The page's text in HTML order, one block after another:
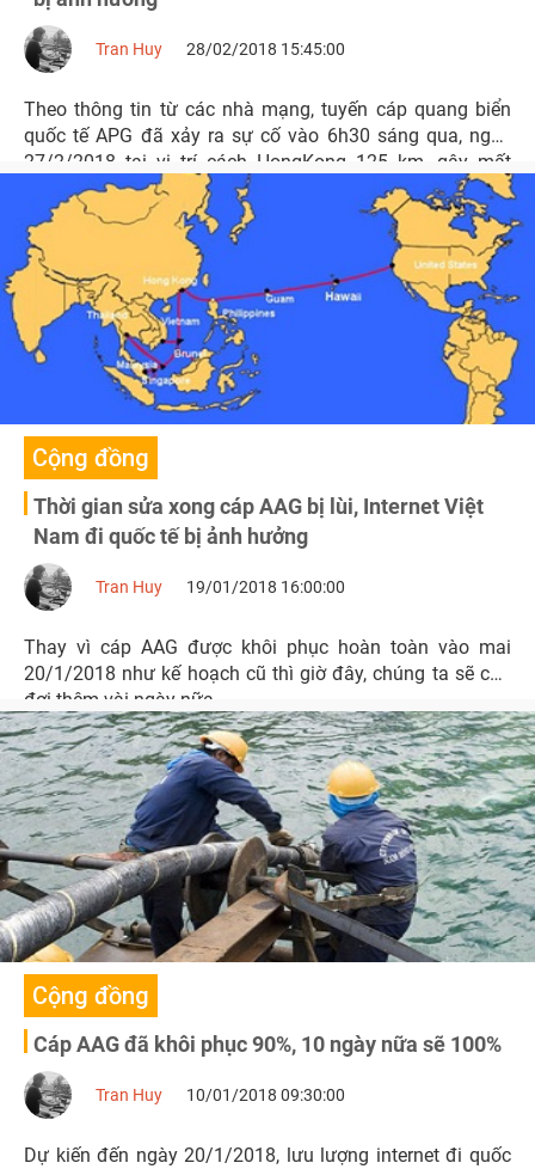
Tran Huy 28/02/2018 15:45:00
Theo thông tin từ các nhà mạng, tuyến cáp quang biển
quốc tế APG đã xảy ra sự cố vào 6h30 sáng qua, ngày
27/2/2018 tại vị trí cách HongKong 125 km, gây mất
dung lượng kết nối Internet quốc tế từ Việt Nam đi
HongKong.
Cộng đồng
Thời gian sửa xong cáp AAG bị lùi, Internet Việt
Nam đi quốc tế bị ảnh hưởng
Tran Huy 19/01/2018 16:00:00
Thay vì cáp AAG được khôi phục hoàn toàn vào mai
20/1/2018 như kế hoạch cũ thì giờ đây, chúng ta sẽ chờ
đợi thêm vài ngày nữa.
Cộng đồng
Cáp AAG đã khôi phục 90%, 10 ngày nữa sẽ 100%
Tran Huy 10/01/2018 09:30:00
Dự kiến đến ngày 20/1/2018, lưu lượng internet đi quốc